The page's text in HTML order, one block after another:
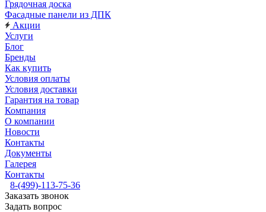
Грядочная доска
Фасадные панели из ДПК
Акции
Услуги
Блог
Бренды
Как купить
Условия оплаты
Условия доставки
Гарантия на товар
Компания
О компании
Новости
Контакты
Документы
Галерея
Контакты
8-(499)-113-75-36
Заказать звонок
Задать вопрос